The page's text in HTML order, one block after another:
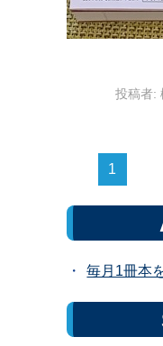
投稿者:
1
毎月1冊本